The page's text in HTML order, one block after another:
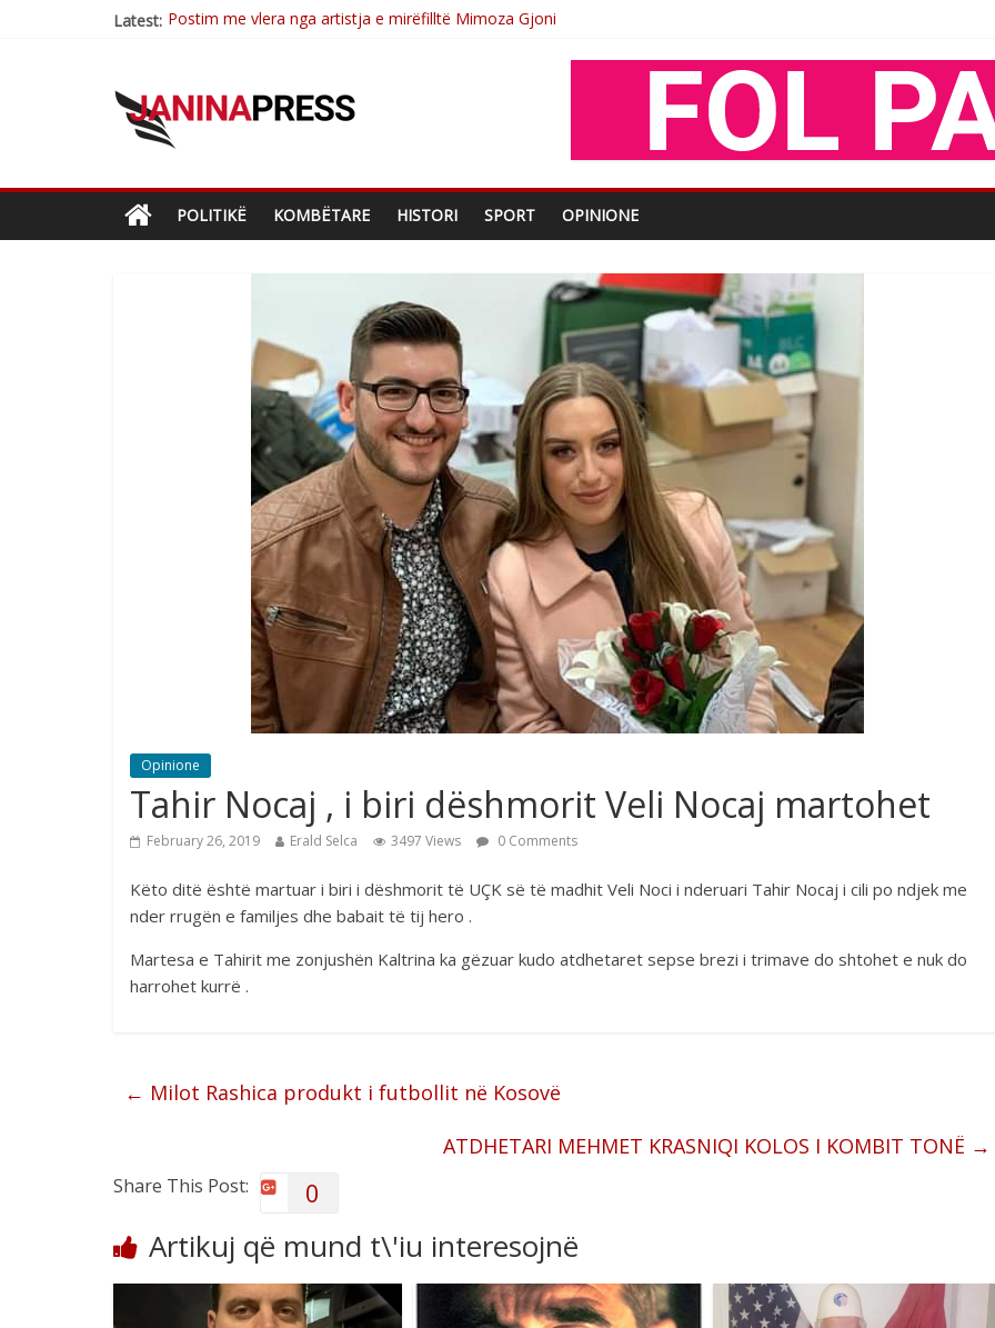
Latest: Nga poetja atdhetare Kumrie Shala -BOLL MO
Çlirimtari Mentor Mushkolaj nderohet me mirenjohje nga Xhevdet Qeriqi Dega e invalidëve në Fushë Kosovë
POLITIKË KOMBËTARE HISTORI SPORT OPINIONE
Opinione
Tahir Nocaj , i biri dëshmorit Veli Nocaj martohet
February 26, 2019 Erald Selca 3497 Views 0 Comments
Këto ditë është martuar i biri i dëshmorit të UÇK së të madhit Veli Noci i nderuari Tahir Nocaj i cili po ndjek me
nder rrugën e familjes dhe babait të tij hero .
Martesa e Tahirit me zonjushën Kaltrina ka gëzuar kudo atdhetaret sepse brezi i trimave do shtohet e nuk do
harrohet kurrë .
← Milot Rashica produkt i futbollit në Kosovë
ATDHETARI MEHMET KRASNIQI KOLOS I KOMBIT TONË →
Share This Post: 0
Artikuj që mund t\'iu interesojnë